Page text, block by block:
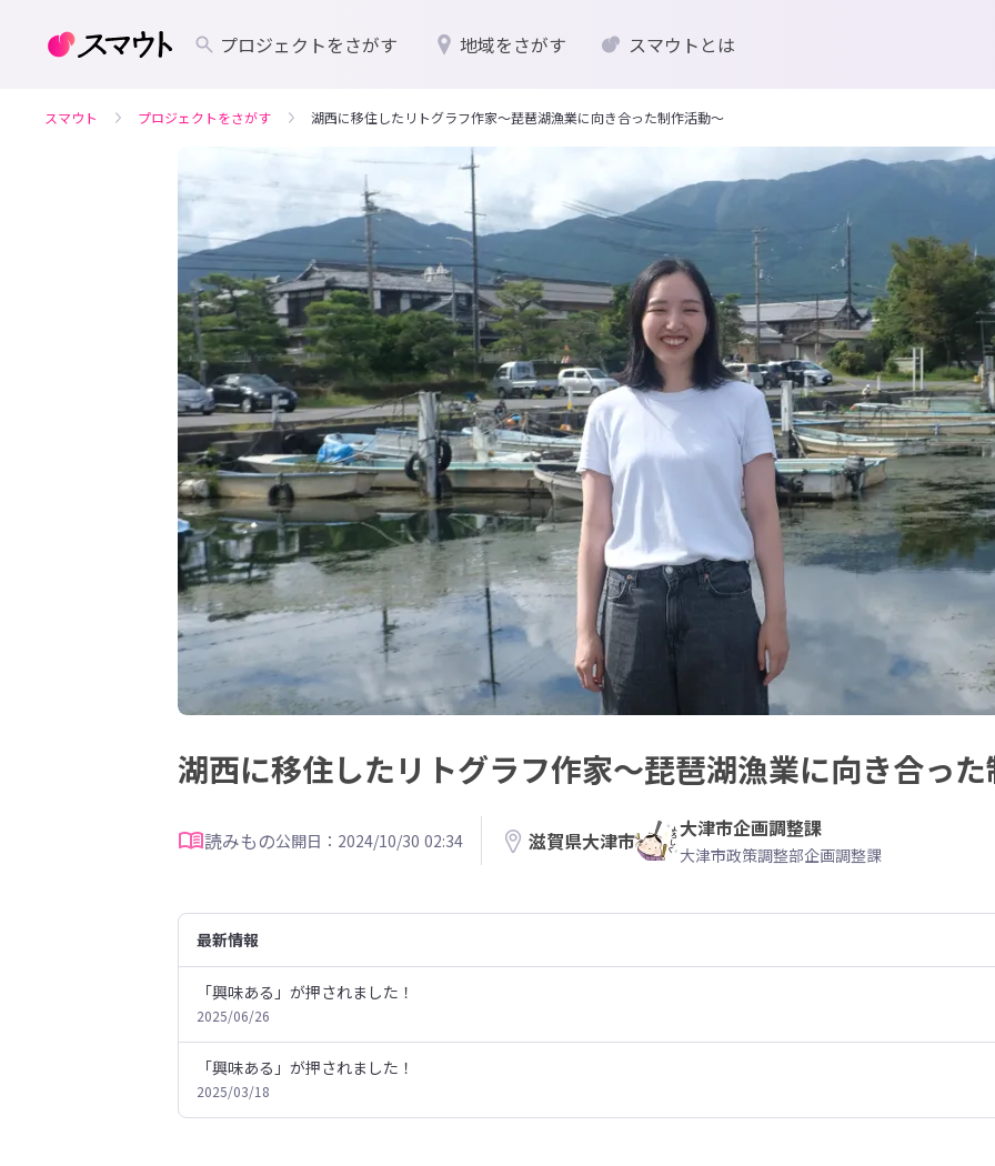
プロジェクトをさがす 地域をさがす スマウトとは
スマウト プロジェクトをさがす 湖西に移住したリトグラフ作家〜琵琶湖漁業に向き合った制作活動〜
湖西に移住したリトグラフ作家〜琵琶湖漁業に向き合っ
読みもの公開日：2024/10/30 02:34 滋賀県大津市 大津市企画調整課
大津市政策調整部企画調整課
最新情報
「興味ある」が押されました！
2025/06/26
「興味ある」が押されました！
2025/03/18